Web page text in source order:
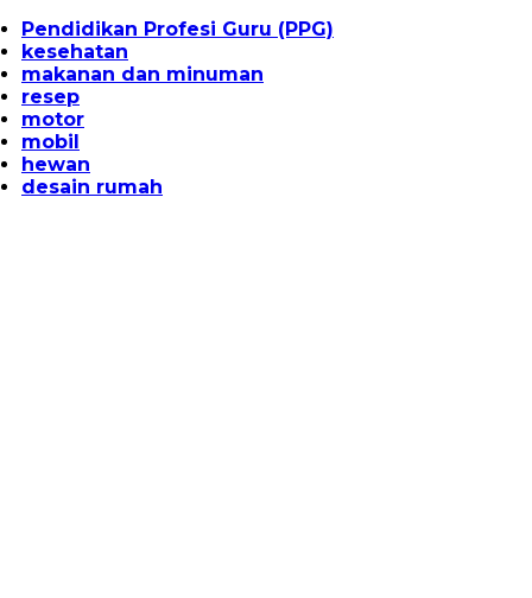
Pendidikan Profesi Guru (PPG)
kesehatan
makanan dan minuman
resep
motor
mobil
hewan
desain rumah